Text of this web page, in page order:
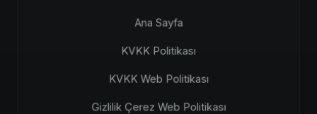
Ana Sayfa
KVKK Politikası
KVKK Web Politikası
Gizlilik Çerez Web Politikası